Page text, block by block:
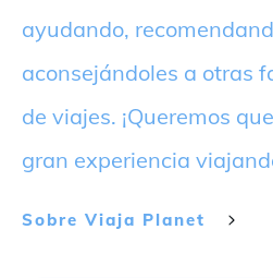
ayudando,
aconsejándoles a otras
de viajes. ¡Queremos
gran experiencia
Sobre Viaja Planet